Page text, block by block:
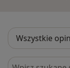
Szukaj w